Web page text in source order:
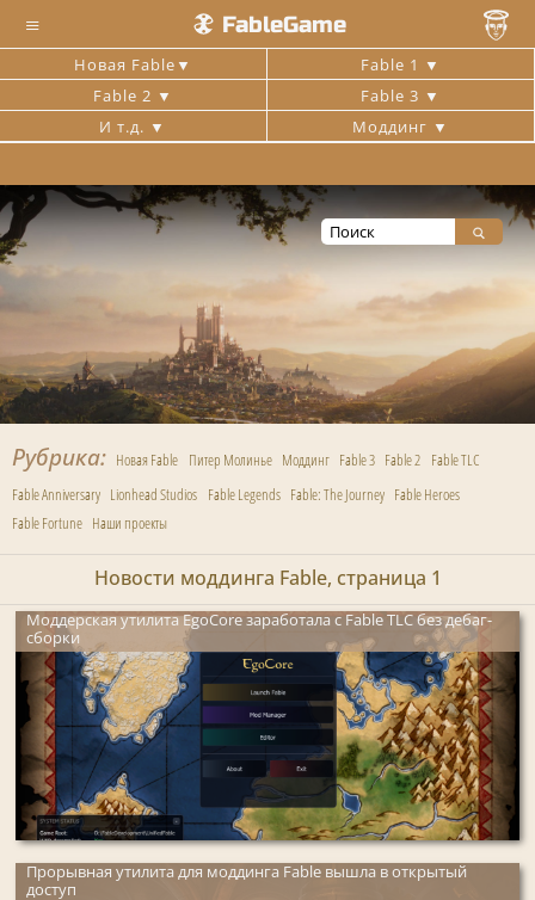
≡ FableGame
Новая Fable
Fable 1
Fable 2
Fable 3
И т.д.
Моддинг
Рубрика Новая Fable Питер Молинье Моддинг Fable 3 Fable 2 Fable TLC
Fable Anniversary Lionhead Studios Fable Legends Fable: The Journey Fable Heroes
Fable Fortune Наши проекты
Новости моддинга Fable, страница 1
Моддерская утилита EgoCore заработала с Fable TLC без дебаг-
сборки
Прорывная утилита для моддинга Fable вышла в открытый
доступ